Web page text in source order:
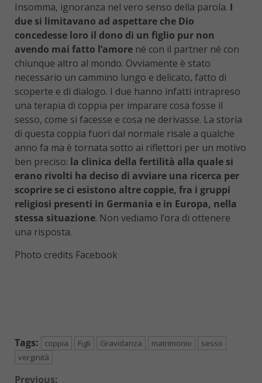
Insomma, ignoranza nel vero senso della parola. I
due si limitavano ad aspettare che Dio
concedesse loro il dono di un figlio pur non
avendo mai fatto l’amore né con il partner né con
chiunque altro al mondo. Ovviamente è stato
necessario un cammino lungo e delicato, fatto di
scoperte e di dialogo. I due hanno infatti intrapreso
una terapia di coppia per imparare cosa fosse il
sesso, come si facesse e cosa ne derivasse. La storia
di questa coppia fuori dal normale risale a qualche
anno fa ma è tornata sotto ai riflettori per un motivo
ben preciso: la clinica della fertilità alla quale si
erano rivolti ha deciso di avviare una ricerca per
scoprire se ci esistono altre coppie, fra i gruppi
religiosi presenti in Germania e in Europa, nella
stessa situazione. Non vediamo l’ora di ottenere
una risposta.
Photo credits Facebook
Tags: coppia Figli Gravidanza matrimonio
sesso
verginità
Previous: